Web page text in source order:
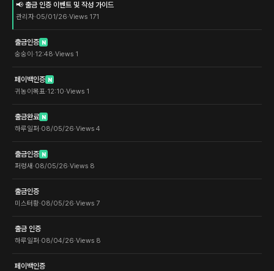
📢 출금 인증 이벤트 및 작성 가이드
관리자·05/01/26·Views 171
출금인증 N
숭숭이·12:48·Views 1
페이백인증 N
귀농이목표·12:10·Views 1
출금완료 N
하루일퍼·08/05/26·Views 4
출금인증 N
퍼렁새 ·08/05/26·Views 8
출금인증
미스터황·08/05/26·Views 7
출금 인증
하루일퍼·08/04/26·Views 8
페이백인증